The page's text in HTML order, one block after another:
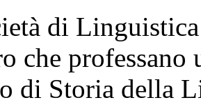
di
che professano
di Storia della